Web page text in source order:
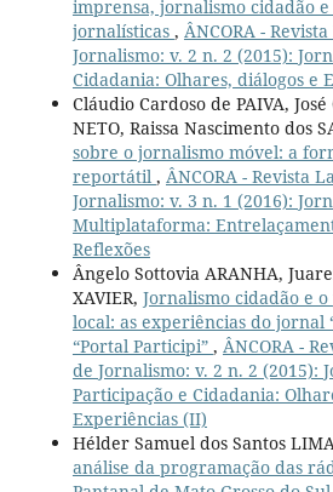
imprensa, jornalismo cidadão
jornalísticas , ÂNCORA -
Jornalismo: v. 2 n. 2 (2015):
Cidadania: Olhares, diálogos e
Cláudio Cardoso de PAIVA,
NETO, Raissa Nascimento dos
sobre o jornalismo móvel: a
reportátil , ÂNCORA - Revista
Jornalismo: v. 3 n. 1 (2016):
Multiplataforma:
Reflexões
Ângelo Sottovia ARANHA,
XAVIER, Jornalismo cidadão e
local: as experiências do jornal
“Portal Participi” , ÂNCORA -
de Jornalismo: v. 2 n. 2 (2015):
Participação e Cidadania:
Experiências (II)
Hélder Samuel dos Santos
análise da programação das